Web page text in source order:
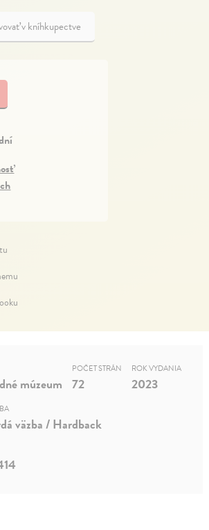
v kníhkupectve
múzeum
POČET STRÁN
72
ROK VYDANIA
2023
väzba / Hardback